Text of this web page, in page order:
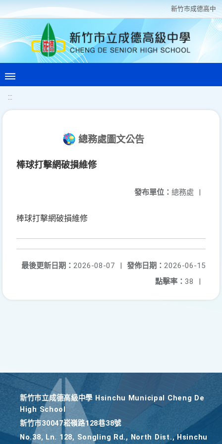
新竹巿成德高中
:::
總務處圖文公告
棒球打擊網破損維修
發布單位： 總務處 |
棒球打擊網破損維修
發佈日期： 2026-06-15
最後更新日期： 2026-08-07
|
點擊率： 38 |
新竹巿立成德高級中學 Hsinchu Municipal Cheng De
High School
新竹巿30047崧嶺路128巷38號
No.38, Ln. 128, Songling Rd., North Dist., Hsinchu